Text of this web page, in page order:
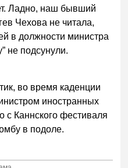
Ладно, наш бывший
Чехова не читала,
в должности министра
не подсунули.
во время каденции
иностранных
с Каннского фестиваля
в подоле.